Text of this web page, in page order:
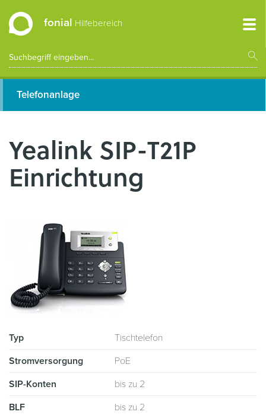
fonial Hilfebereich
Telefonanlage
Yealink SIP-T21P
Einrichtung
Typ
Tischtelefon
Stromversorgung
PoE
SIP-Konten
bis zu 2
BLF
bis zu 2